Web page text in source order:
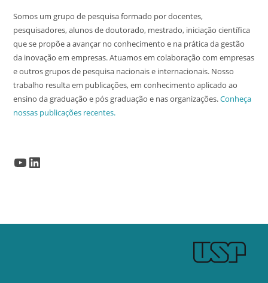
Somos um grupo de pesquisa formado por docentes,
pesquisadores, alunos de doutorado, mestrado, iniciação científica
que se propõe a avançar no conhecimento e na prática da gestão
da inovação em empresas. Atuamos em colaboração com empresas
e outros grupos de pesquisa nacionais e internacionais. Nosso
trabalho resulta em publicações, em conhecimento aplicado ao
ensino da graduação e pós graduação e nas organizações.Conheça
nossas publicações recentes.